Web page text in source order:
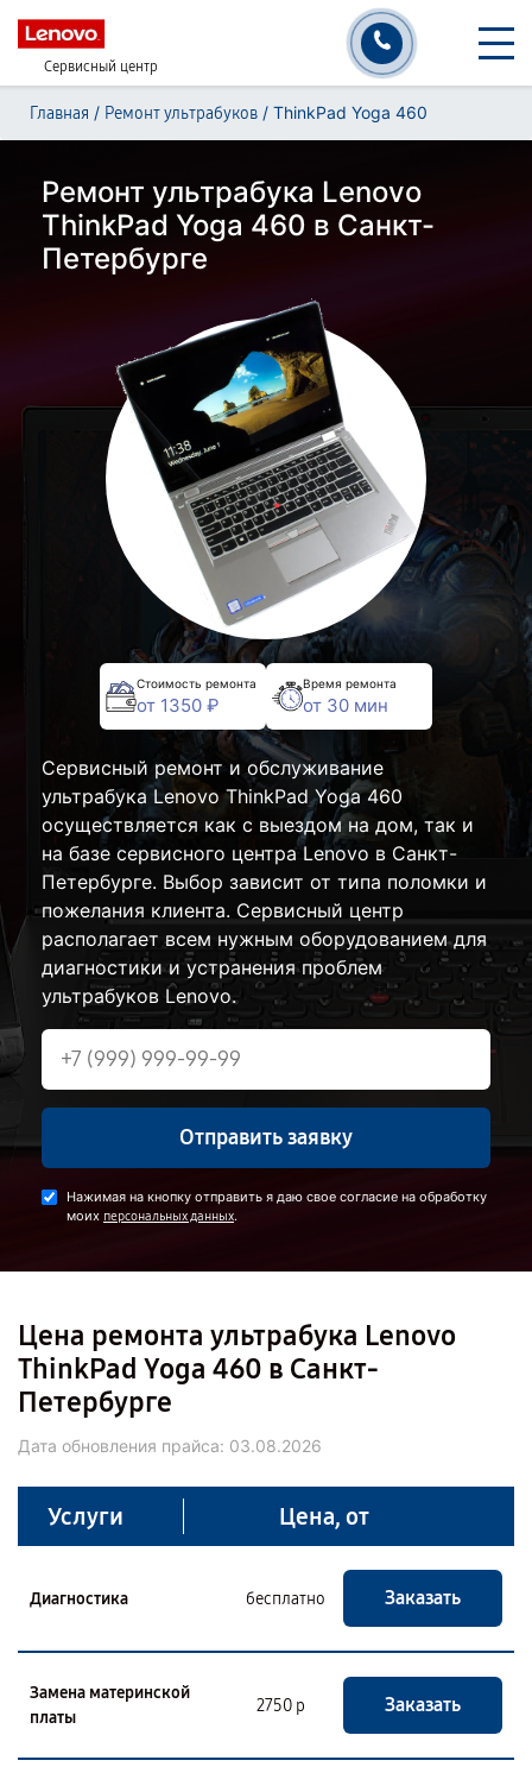
Сервисный центр
Главная / Ремонт ультрабуков / ThinkPad Yoga 460
Ремонт ультрабука Lenovo
ThinkPad Yoga 460 в Санкт-
Петербурге
Стоимость ремонта
от 1350 ₽
Время ремонта
от 30 мин
Сервисный ремонт и обслуживание
ультрабука Lenovo ThinkPad Yoga 460
осуществляется как с выездом на дом, так и
на базе сервисного центра Lenovo в Санкт-
Петербурге. Выбор зависит от типа поломки и
пожелания клиента. Сервисный центр
располагает всем нужным оборудованием для
диагностики и устранения проблем
ультрабуков Lenovo.
Отправить заявку
Нажимая на кнопку отправить я даю свое согласие на обработку
моих персональных данных.
Цена ремонта ультрабука Lenovo
ThinkPad Yoga 460 в Санкт-
Петербурге
Дата обновления прайса: 03.08.2026
Услуги Цена, от
Диагностика бесплатно Заказать
Замена материнской
платы
2750 р Заказать